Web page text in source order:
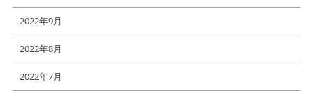
2022年9月
2022年8月
2022年7月